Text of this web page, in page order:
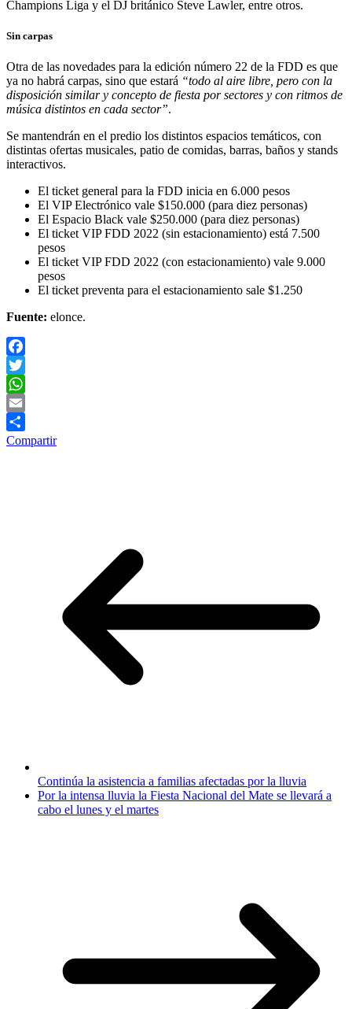
Champions Liga y el DJ británico Steve Lawler, entre otros.
Sin carpas
Otra de las novedades para la edición número 22 de la FDD es que
ya no habrá carpas, sino que estará “todo al aire libre, pero con la
disposición similar y concepto de fiesta por sectores y con ritmos de
música distintos en cada sector”.
Se mantendrán en el predio los distintos espacios temáticos, con
distintas ofertas musicales, patio de comidas, barras, baños y stands
interactivos.
El ticket general para la FDD inicia en 6.000 pesos
El VIP Electrónico vale $150.000 (para diez personas)
El Espacio Black vale $250.000 (para diez personas)
El ticket VIP FDD 2022 (sin estacionamiento) está 7.500
pesos
El ticket VIP FDD 2022 (con estacionamiento) vale 9.000
pesos
El ticket preventa para el estacionamiento sale $1.250
Fuente: elonce.
Facebook
Twitter
WhatsApp
Email
Compartir
Continúa la asistencia a familias afectadas por la lluvia
Por la intensa lluvia la Fiesta Nacional del Mate se llevará a
cabo el lunes y el martes